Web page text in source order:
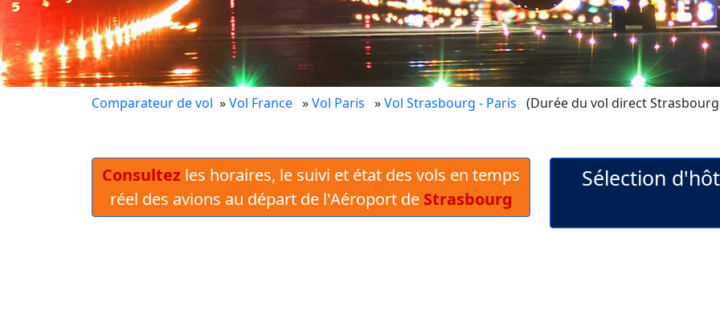
Comparateur de vol »Vol France »Vol Paris »Vol Strasbourg - Paris (Durée du vol direct Strasbourg
Consultez les horaires, le suivi et état des vols en temps
réel des avions au départ de l'Aéroport de Strasbourg
Sélection